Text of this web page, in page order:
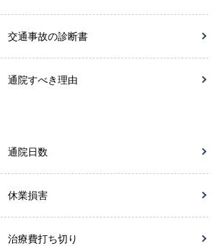
交通事故の診断書
通院すべき理由
通院日数
休業損害
治療費打ち切り